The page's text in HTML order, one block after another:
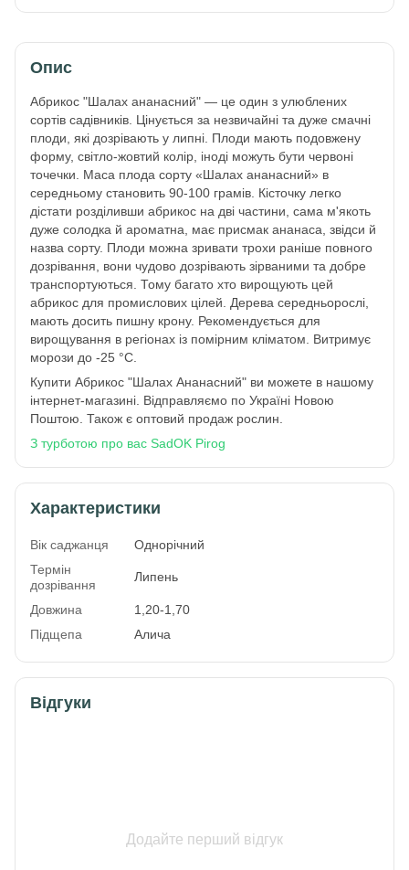
Опис
Абрикос "Шалах ананасний" — це один з улюблених
сортів садівників. Цінується за незвичайні та дуже смачні
плоди, які дозрівають у липні. Плоди мають подовжену
форму, світло-жовтий колір, іноді можуть бути червоні
точечки. Маса плода сорту «Шалах ананасний» в
середньому становить 90-100 грамів. Кісточку легко
дістати розділивши абрикос на дві частини, сама м'якоть
дуже солодка й ароматна, має присмак ананаса, звідси й
назва сорту. Плоди можна зривати трохи раніше повного
дозрівання, вони чудово дозрівають зірваними та добре
транспортуються. Тому багато хто вирощують цей
абрикос для промислових цілей. Дерева середньорослі,
мають досить пишну крону. Рекомендується для
вирощування в регіонах із помірним кліматом. Витримує
морози до -25 °C.
Купити Абрикос "Шалах Ананасний" ви можете в нашому
інтернет-магазині. Відправляємо по Україні Новою
Поштою. Також є оптовий продаж рослин.
З турботою про вас SadOK Pirog
Характеристики
Вік саджанця
Однорічний
Термін
дозрівання
Липень
Довжина
1,20-1,70
Підщепа
Алича
Відгуки
Додайте перший відгук